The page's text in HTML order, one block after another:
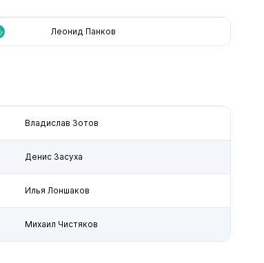
Леонид Панков
Владислав Зотов
Денис Засуха
Илья Лоншаков
Михаил Чистяков